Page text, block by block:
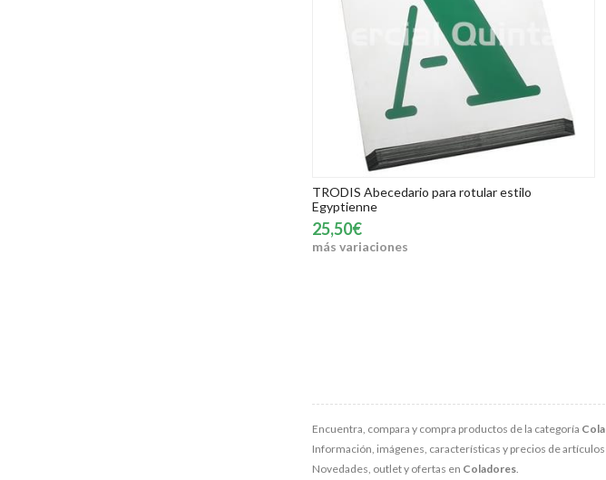
Encuentra, compara y compra productos de la categoría
Información, imágenes, características y precios de artículos
Novedades, outlet y ofertas en Coladores
TRODIS Abecedario para rotular estilo
Egyptienne
25,50€
más variaciones